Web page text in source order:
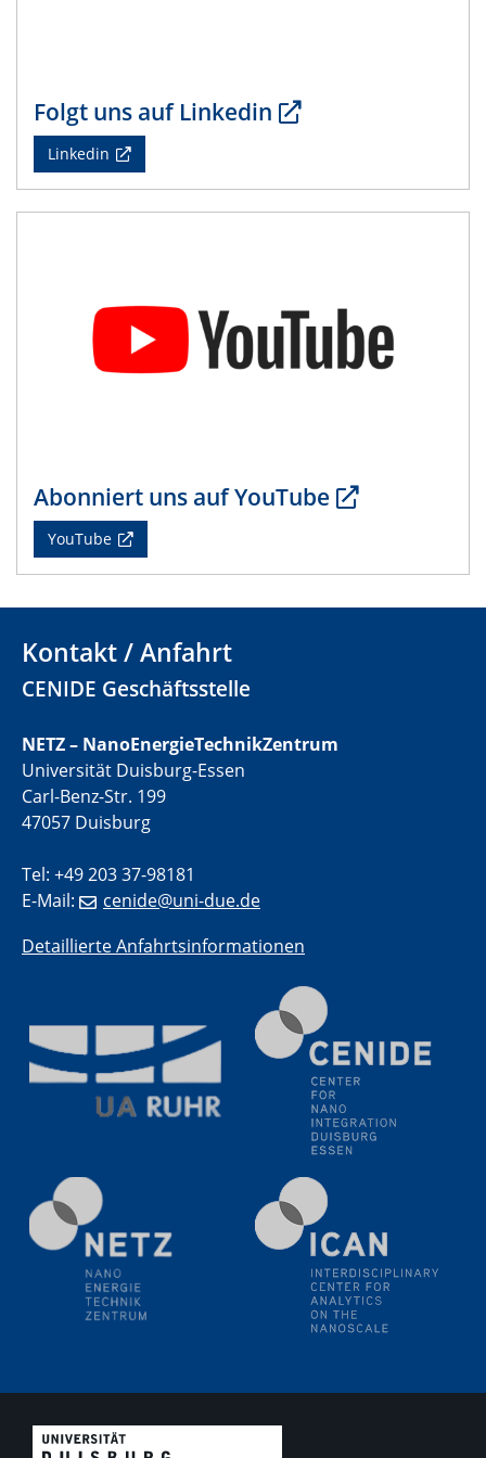
Talk Prof. Jun Huang
Potential of Density-Potential Functional Theoretic
Models for Electrochemical Interfaces
Nanostructured metal-based catalysts for sustainable
conversion of plastic waste and biomass-derived
furfural
electrocatalysts
01.07.2025
GDCh Kolloquium
Colloquium IMPR SusMet
Closing metal loops sustainably - opportunities &
challenges for a successful circular economy
05.08.2025
Colloquia Series on Sustainable Metallurgy
Towards a Sustainable Future: EU Safe and Sustainable
by Design Framework and AI in Circular Economy
28.08.2025
2D-MATURE Seminar Series
04.09.2025
Electrochemical Tip-enhanced Raman spectroscopy---
methodology and its application for studying solid-
liquid interfaces
09.09.2025
Colloquium IMPR SusMet
It's all about transitions - dealing sustainably and
technologies
09.09.2025
Colloquium IMPR SusMet
It's all about transitions - dealing sustainably and
reliably with critical metal oxides in simulations and
09.09.2025
It's all about transitions - dealing sustainably and
Folgt uns auf Linkedin
Linkedin
Abonniert uns auf YouTube
YouTube
Kontakt / Anfahrt
CENIDE Geschäftsstelle
NETZ – NanoEnergieTechnikZentrum
Universität Duisburg-Essen
Carl-Benz-Str. 199
47057 Duisburg
Tel: +49 203 37-98181
E-Mail:
cenide@uni-due.de
Detaillierte Anfahrtsinformationen